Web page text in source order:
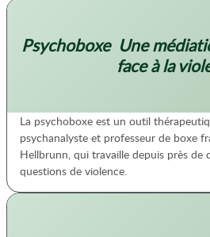
Psychoboxe  Une
face à la
La psychoboxe est un outil
psychanalyste et professeur de boxe
Hellbrunn, qui travaille depuis près de
questions de violence.